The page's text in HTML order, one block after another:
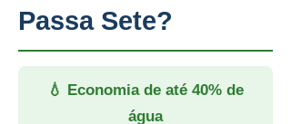
Passa Sete?
💧 Economia de até 40% de
água